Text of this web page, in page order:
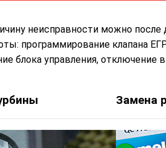
неисправности можно
программирование клапана
блока управления, отключение
Замена